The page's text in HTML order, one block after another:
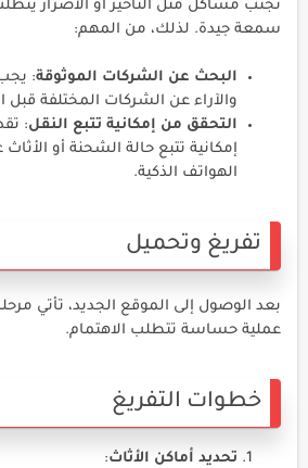
تجنب مشاكل مثل التأخير أو الأضرار
سمعة جيدة. لذلك، من المهم:
البحث عن الشركات الموثوقة: يجب
والآراء عن الشركات المختلفة قبل
التحقق من إمكانية تتبع النقل:
إمكانية تتبع حالة الشحنة أو
الهواتف الذكية.
تفريغ وتحميل
بعد الوصول إلى الموقع الجديد، تأتي
عملية حساسة تتطلب الاهتمام.
خطوات التفريغ
تحديد أماكن الأثاث: